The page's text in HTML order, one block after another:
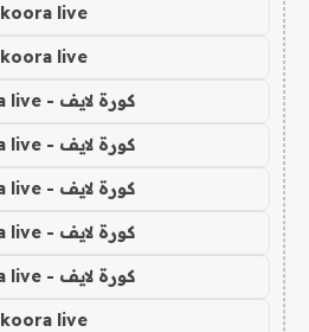
koora live
koora live
كورة لايف - koora live
كورة لايف - koora live
كورة لايف - koora live
كورة لايف - koora live
كورة لايف - koora live
koora live